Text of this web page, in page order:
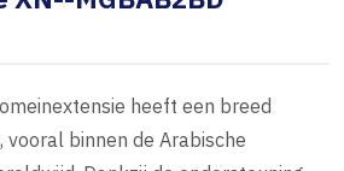
heeft een breed
binnen de Arabische